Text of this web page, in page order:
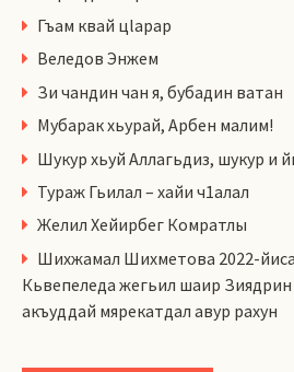
Гъам квай цlарар
Веледов Энжем
Зи чандин чан я, бубадин ватан
Мубарак хьурай, Арбен малим!
Шукур хьуй Аллагьдиз, шукур и
Тураж Гьилал – хайи ч1алал
Желил Хейирбег Комратлы
Шихжамал Шихметова 2022-
Кьвепеледа жегьил шаир
акъуддай мярекатдал авур рахун